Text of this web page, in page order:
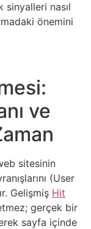
sinyalleri nasıl
önemini
ve
sitesinin
(User
Gelişmiş Hit
gerçek bir
sayfa içinde